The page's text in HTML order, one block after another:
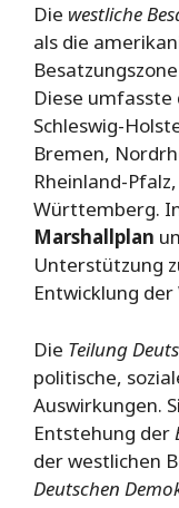
Die westliche
als die
Diese
Schleswig-
Bremen,
Rheinland-
Württemberg.
Marshallplan
Unterstützung
Entwicklung
Die Teilung
politische,
Auswirkungen.
Entstehung der
der westlichen
Deutschen